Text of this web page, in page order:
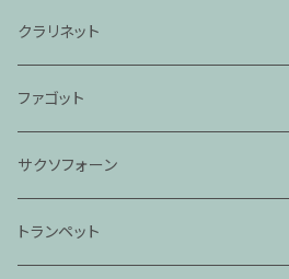
クラリネット
ファゴット
サクソフォーン
トランペット